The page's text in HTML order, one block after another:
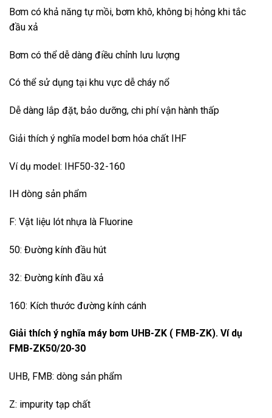
Bơm có khả năng tự mồi, bơm khô, không bị hỏng khi tắc
đầu xả
Bơm có thể dễ dàng điều chỉnh lưu lượng
Có thể sử dụng tại khu vực dễ cháy nổ
Dễ dàng lắp đặt, bảo dưỡng, chi phí vận hành thấp
Giải thích ý nghĩa model bơm hóa chất IHF
Ví dụ model: IHF50-32-160
IH dòng sản phẩm
F: Vật liệu lót nhựa là Fluorine
50: Đường kính đầu hút
32: Đường kính đầu xả
160: Kích thước đường kính cánh
Giải thích ý nghĩa máy bơm UHB-ZK ( FMB-ZK). Ví dụ
FMB-ZK50/20-30
UHB, FMB: dòng sản phẩm
Z: impurity tạp chất